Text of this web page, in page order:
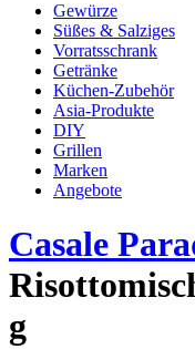
Gewürze
Süßes & Salziges
Vorratsschrank
Getränke
Küchen-Zubehör
Asia-Produkte
DIY
Grillen
Marken
Angebote
Casale
g